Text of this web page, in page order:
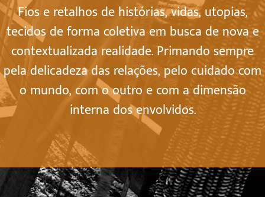
Fios e retalhos de histórias, vidas, utopias,
tecidos de forma coletiva em busca de nova e
contextualizada realidade. Primando sempre
pela delicadeza das relações, pelo cuidado com
o mundo, com o outro e com a dimensão
interna dos envolvidos.